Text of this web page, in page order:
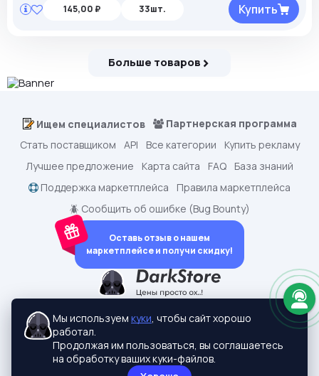
145,00 ₽ 33шт. Купить
Больше товаров
dark.shopping - Маркетплейс аккаунтов
2015-2026 © dark.shopping
Актуальные адреса:
Ищем специалистов
Партнерская программа
Стать поставщиком
API Все категории
Купить рекламу
Лучшее предложение
Карта сайта FAQ
База знаний
Поддержка маркетплейса
Правила маркетплейса
🪲 Сообщить об ошибке (Bug Bounty)
Оставь отзыв о нашем
маркетплейсе и получи скидку!
Мы используем куки, чтобы сайт хорошо
работал.
Продолжая им пользоваться, вы соглашаетесь
на обработку ваших куки-файлов.